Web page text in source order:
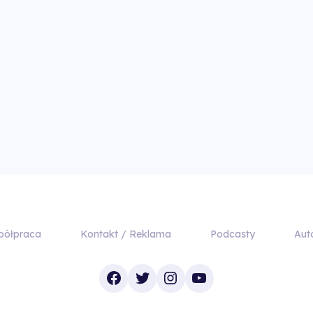
Kontakt / Reklama Podcasty
Facebook
TwitterInstagram
YouTube